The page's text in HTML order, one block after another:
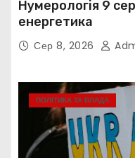
Нумерологія 9
енергетика
Сер 8, 2026
ПОЛІТИКА ТА ВЛАДА